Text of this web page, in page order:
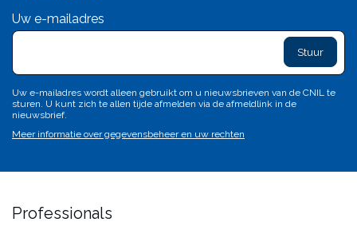
Uw e-mailadres
Uw e-mailadres wordt alleen gebruikt om u nieuwsbrieven van de CNIL te
sturen. U kunt zich te allen tijde afmelden via de afmeldlink in de
nieuwsbrief.
Meer informatie over gegevensbeheer en uw rechten
Professionals